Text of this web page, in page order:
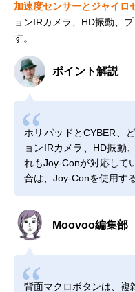
加速度センサーとジャイロ
ョンIRカメラ、HD振動、
す。
ポイント解説
ホリパッドとCYBER、
ョンIRカメラ、HD振動
れもJoy-Conが対応して
合は、Joy-Conを使用す
Moovoo編集部
背面マクロボタンは、複